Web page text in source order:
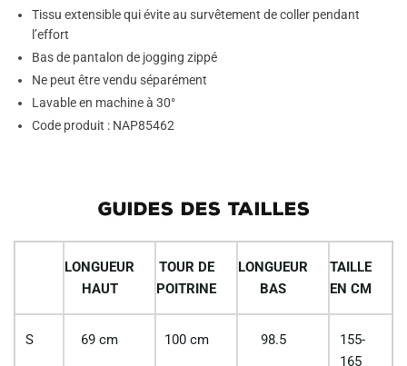
Tissu extensible qui évite au survêtement de coller pendant
l’effort
Bas de pantalon de jogging zippé
Ne peut être vendu séparément
Lavable en machine à 30°
Code produit : NAP85462
GUIDES DES TAILLES
LONGUEUR
HAUT
TOUR DE
POITRINE
LONGUEUR
BAS
TAILLE
EN CM
S 69 cm 100 cm 98.5
155-
165